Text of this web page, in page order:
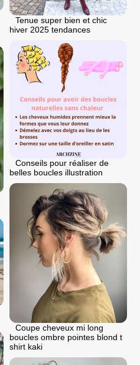
Tenue super bien et chic
hiver 2025 tendances
Conseils pour réaliser de
belles boucles illustration
Coupe cheveux mi long
boucles ombre pointes blond t
shirt kaki